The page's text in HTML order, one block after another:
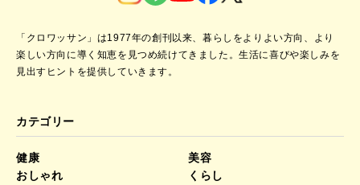
「クロワッサン」は1977年の創刊以来、暮らしをよりよい方向、より
楽しい方向に導く知恵を見つめ続けてきました。生活に喜びや楽しみを
見出すヒントを提供していきます。
カテゴリー
健康
美容
おしゃれ
くらし